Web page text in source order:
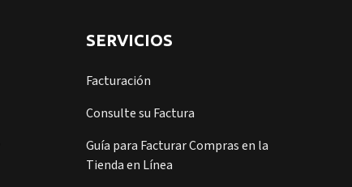
SERVICIOS
Facturación
Consulte su Factura
Guía para Facturar Compras en la
Tienda en Línea